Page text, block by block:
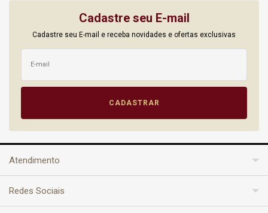
Cadastre seu E-mail
Cadastre seu E-mail e receba novidades e ofertas exclusivas
Atendimento
Redes Sociais